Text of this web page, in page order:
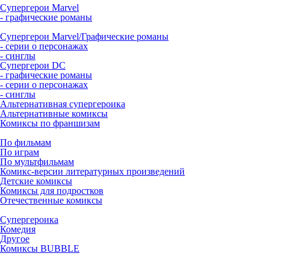
Супергерои Marvel
- графические романы
Супергерои Marvel/Графические романы
- серии о персонажах
- синглы
Супергерои DC
- графические романы
- серии о персонажах
- синглы
Альтернативная супергероика
Альтернативные комиксы
Комиксы по франшизам
По фильмам
По играм
По мультфильмам
Комикс-версии литературных произведений
Детские комиксы
Комиксы для подростков
Отечественные комиксы
Супергероика
Комедия
Другое
Комиксы BUBBLE